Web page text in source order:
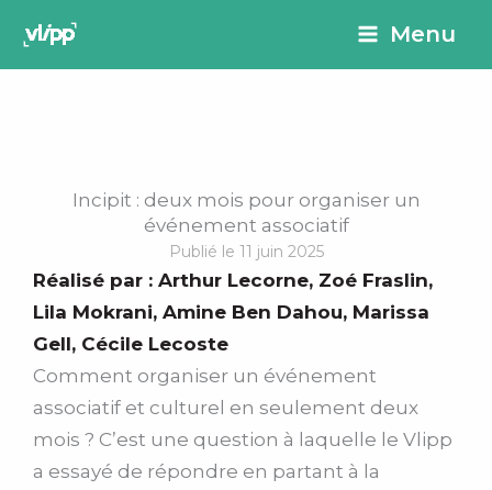
principal
Menu
Incipit : deux mois pour organiser un
événement associatif
Publié le 11 juin 2025
Réalisé par : Arthur Lecorne, Zoé Fraslin,
Lila Mokrani, Amine Ben Dahou, Marissa
Gell, Cécile Lecoste
Comment organiser un événement
associatif et culturel en seulement deux
mois ? C’est une question à laquelle le Vlipp
a essayé de répondre en partant à la